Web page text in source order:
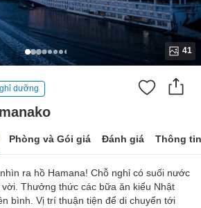
41
dưỡng
Phòng và Gói giá Đánh giá Thông
ra hồ Hamana! Chỗ nghỉ có suối nước
Thưởng thức các bữa ăn kiểu Nhật
bình. Vị trí thuận tiện để di chuyển tới